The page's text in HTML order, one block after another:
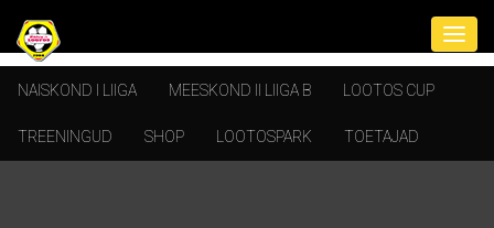
NAISKOND I LIIGA MEESKOND II LIIGA B LOOTOS CUP
TREENINGUD SHOP LOOTOSPARK TOETAJAD